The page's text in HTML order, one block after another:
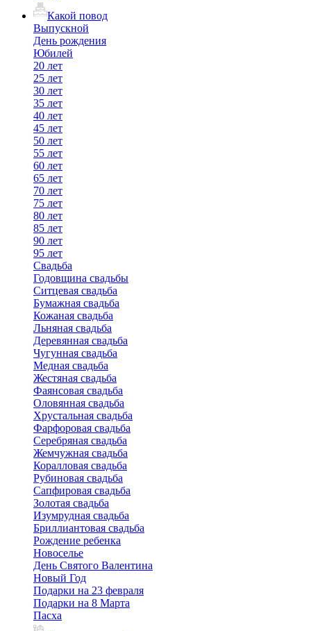
Какой повод
Выпускной
День рождения
Юбилей
20 лет
25 лет
30 лет
35 лет
40 лет
45 лет
50 лет
55 лет
60 лет
65 лет
70 лет
75 лет
80 лет
85 лет
90 лет
95 лет
Свадьба
Годовщина свадьбы
Ситцевая свадьба
Бумажная свадьба
Кожаная свадьба
Льняная свадьба
Деревянная свадьба
Чугунная свадьба
Медная свадьба
Жестяная свадьба
Фаянсовая свадьба
Оловянная свадьба
Хрустальная свадьба
Фарфоровая свадьба
Серебряная свадьба
Жемчужная свадьба
Коралловая свадьба
Рубиновая свадьба
Сапфировая свадьба
Золотая свадьба
Изумрудная свадьба
Бриллиантовая свадьба
Рождение ребенка
Новоселье
День Святого Валентина
Новый Год
Подарки на 23 февраля
Подарки на 8 Марта
Пасха